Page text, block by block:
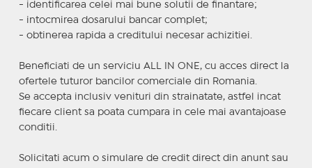
- identificarea celei mai bune solutii de finantare;
- intocmirea dosarului bancar complet;
- obtinerea rapida a creditului necesar achizitiei.
Beneficiati de un serviciu ALL IN ONE, cu acces direct la
ofertele tuturor bancilor comerciale din Romania.
Se accepta inclusiv venituri din strainatate, astfel incat
fiecare client sa poata cumpara in cele mai avantajoase
conditii.
Solicitati acum o simulare de credit direct din anunt sau